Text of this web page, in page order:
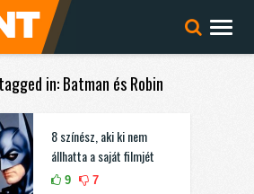
in: Batman és Robin
8 színész, aki ki nem
állhatta a saját filmjét
9 7